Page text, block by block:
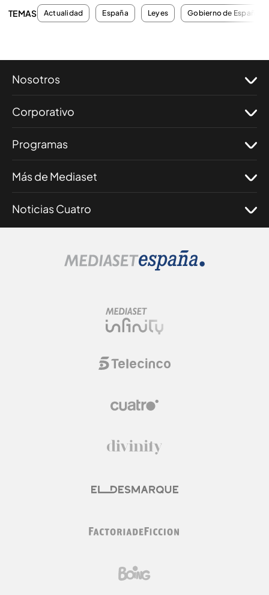
TEMAS Actualidad España Leyes Gobierno de España
Nosotros
Corporativo
Programas
Más de Mediaset
Noticias Cuatro